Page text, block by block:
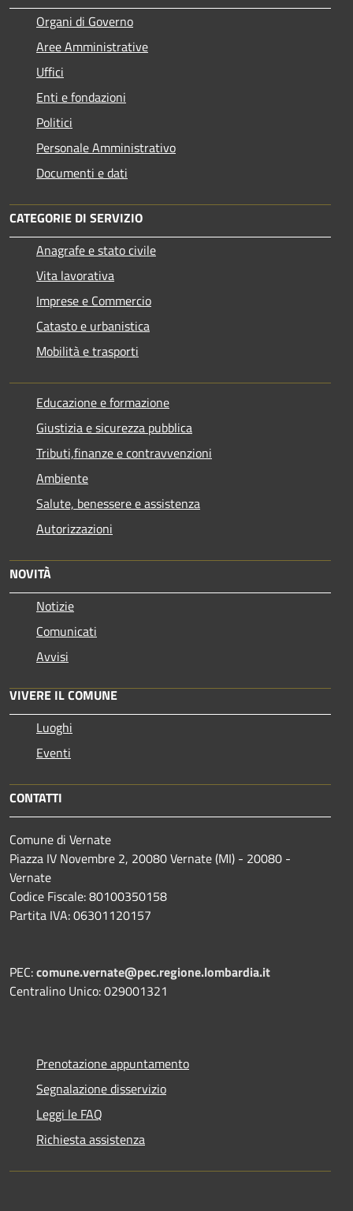
Organi di Governo
Aree Amministrative
Uffici
Enti e fondazioni
Politici
Personale Amministrativo
Documenti e dati
CATEGORIE DI SERVIZIO
Anagrafe e stato civile
Vita lavorativa
Imprese e Commercio
Catasto e urbanistica
Mobilità e trasporti
Educazione e formazione
Giustizia e sicurezza pubblica
Tributi,finanze e contravvenzioni
Ambiente
Salute, benessere e assistenza
Autorizzazioni
NOVITÀ
Notizie
Comunicati
Avvisi
VIVERE IL COMUNE
Luoghi
Eventi
CONTATTI
Comune di Vernate
Piazza IV Novembre 2, 20080 Vernate (MI) - 20080 -
Vernate
Codice Fiscale: 80100350158
Partita IVA: 06301120157
PEC:comune.vernate@pec.regione.lombardia.it
Centralino Unico: 029001321
Prenotazione appuntamento
Segnalazione disservizio
Leggi le FAQ
Richiesta assistenza